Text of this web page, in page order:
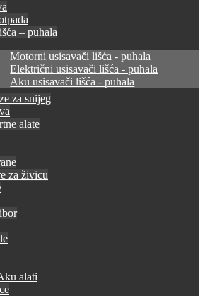
– puhala
Motorni usisavači lišća - puhala
Električni usisavači lišća - puhala
Aku usisavači lišća - puhala
za snijeg
alate
za živicu
alati